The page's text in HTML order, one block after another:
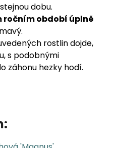
dobu.
ročním období úplně
rostlin dojde,
s podobnými
záhonu hezky hodí.